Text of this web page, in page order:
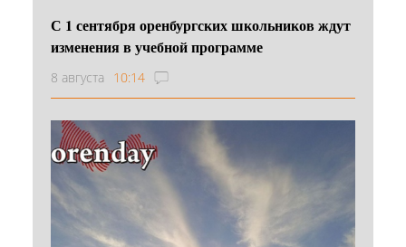
С 1 сентября оренбургских школьников ждут
изменения в учебной программе
8 августа 10:14